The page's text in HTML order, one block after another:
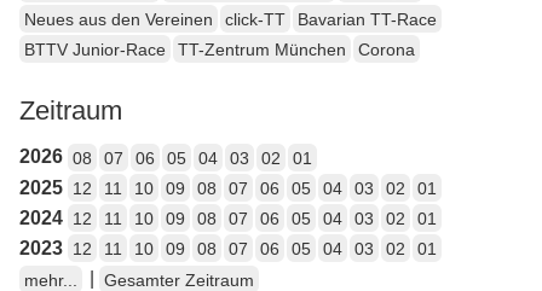
Neues aus den Vereinen
click-TT
Bavarian TT-Race
BTTV Junior-Race
TT-Zentrum München Corona
Zeitraum
2026 08 07 06 05 04 03 02 01
2025 12 11 10 09 08 07 06 05 04 03 02 01
2024 12 11 10 09 08 07 06 05 04 03 02 01
2023 12 11 10 09 08 07 06 05 04 03 02
01
mehr...
Gesamter Zeitraum